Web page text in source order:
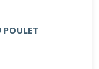
POULET